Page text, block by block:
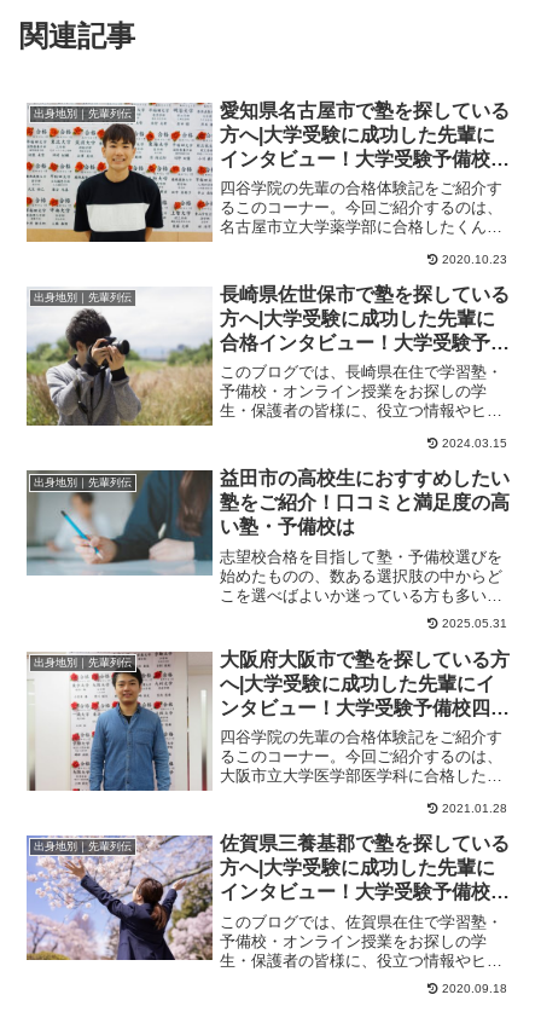
関連記事
出身地別｜先輩列伝
愛知県名古屋市で塾を探している
方へ|大学受験に成功した先輩に
インタビュー！大学受験予備校四
谷学院
四谷学院の先輩の合格体験記をご紹介す
るこのコーナー。今回ご紹介するのは、
名古屋市立大学薬学部に合格したくんの
2020.10.23
出身地別｜先輩列伝
長崎県佐世保市で塾を探している
方へ|大学受験に成功した先輩に
合格インタビュー！大学受験予備
校四谷学院
このブログでは、長崎県在住で学習塾・
予備校・オンライン授業をお探しの学
生・保護者の皆様に、役立つ情報やヒン
2024.03.15
出身地別｜先輩列伝
益田市の高校生におすすめしたい
塾をご紹介！口コミと満足度の高
い塾・予備校は
志望校合格を目指して塾・予備校選びを
始めたものの、数ある選択肢の中からど
こを選べばよいか迷っている方も多いの
ではないでしょうか。この記事では、益
2025.05.31
出身地別｜先輩列伝
大阪府大阪市で塾を探している方
へ|大学受験に成功した先輩にイ
ンタビュー！大学受験予備校四谷
学院
四谷学院の先輩の合格体験記をご紹介す
るこのコーナー。今回ご紹介するのは、
大阪市立大学医学部医学科に合格したく
2021.01.28
出身地別｜先輩列伝
佐賀県三養基郡で塾を探している
方へ|大学受験に成功した先輩に
インタビュー！大学受験予備校四
谷学院
このブログでは、佐賀県在住で学習塾・
予備校・オンライン授業をお探しの学
生・保護者の皆様に、役立つ情報やヒン
トになる情報をお伝えします。たった１
2020.09.18